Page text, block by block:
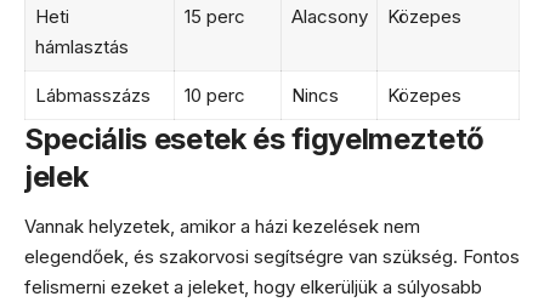
Heti
hámlasztás
15 perc Alacsony Közepes
Lábmasszázs 10 perc Nincs Közepes
Speciális esetek és figyelmeztető
jelek
Vannak helyzetek, amikor a házi kezelések nem
elegendőek, és szakorvosi segítségre van szükség. Fontos
felismerni ezeket a jeleket, hogy elkerüljük a súlyosabb